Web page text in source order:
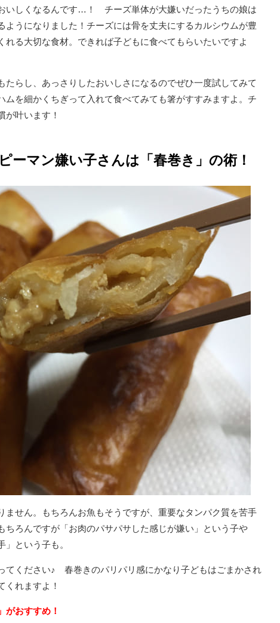
いしくなるんです…！ チーズ単体が大嫌いだったうちの娘は
ようになりました！チーズには骨を丈夫にするカルシウムが豊
る大切な食材。できれば子どもに食べてもらいたいですよ
らし、あっさりしたおいしさになるのでぜひ一度試してみて
ムを細かくちぎって入れて食べてみても箸がすすみますよ。チ
が叶います！
ーマン嫌い子さんは「春巻き」の術！
ません。もちろんお魚もそうですが、重要なタンパク質を苦手
ちろんですが「お肉のパサパサした感じが嫌い」という子や
」という子も。
てください♪ 春巻きのパリパリ感にかなり子どもはごまかされ
くれますよ！
おすすめ！